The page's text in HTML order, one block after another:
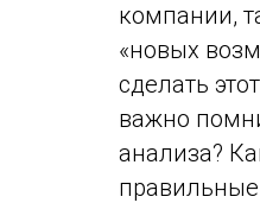
компании,
«новых
сделать
важно
анализа?